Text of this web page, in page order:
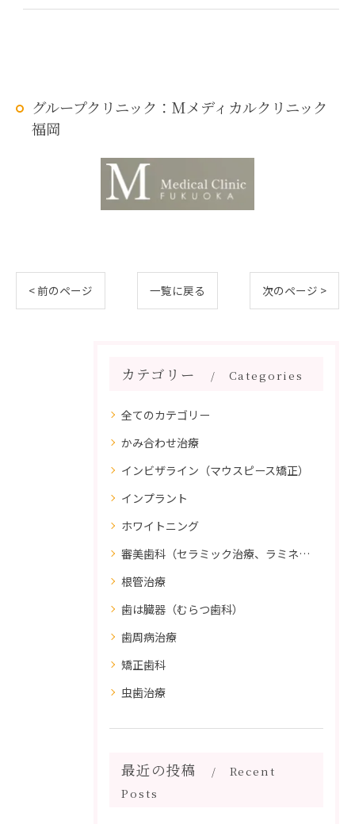
グループクリニック：Mメディカルクリニック
福岡
< 前のページ 一覧に戻る 次のページ >
カテゴリー Categories
全てのカテゴリー
かみ合わせ治療
インビザライン（マウスピース矯正）
インプラント
ホワイトニング
審美歯科（セラミック治療、ラミネートべニア、ダイレクトボンディング）
根管治療
歯は臓器（むらつ歯科）
歯周病治療
矯正歯科
虫歯治療
最近の投稿
Recent
Posts